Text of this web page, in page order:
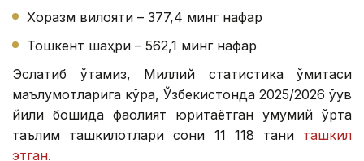
Хоразм вилояти – 377,4 минг нафар
Тошкент шаҳри – 562,1 минг нафар
Эслатиб ўтамиз, Миллий статистика қўмитаси
маълумотларига кўра, Ўзбекистонда 2025/2026 ўқув
йили бошида фаолият юритаётган умумий ўрта
таълим ташкилотлари сони 11 118 тани ташкил
этган.